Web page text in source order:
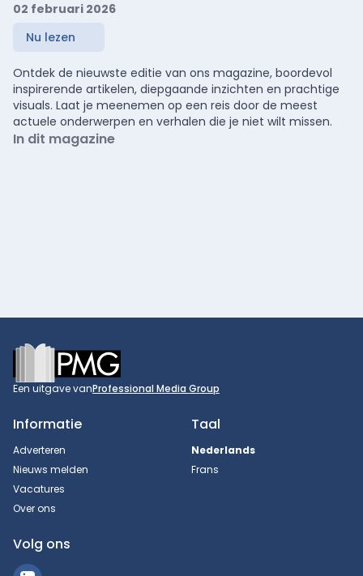
02 februari 2026
Nu lezen
Ontdek de nieuwste editie van ons magazine, boordevol
inspirerende artikelen, diepgaande inzichten en prachtige
visuals. Laat je meenemen op een reis door de meest
actuele onderwerpen en verhalen die je niet wilt missen.
In dit magazine
Footer
Een uitgave vanProfessional Media Group
Informatie
Adverteren
Nieuws melden
Vacatures
Over ons
Taal
Nederlands
Frans
Volg ons